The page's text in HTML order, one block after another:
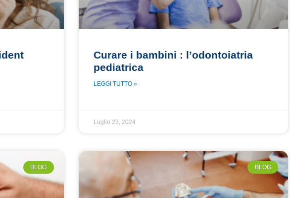
Curare i bambini : l’odontoiatria
pediatrica
LEGGI TUTTO »
Luglio 23, 2024
BLOG BLOG